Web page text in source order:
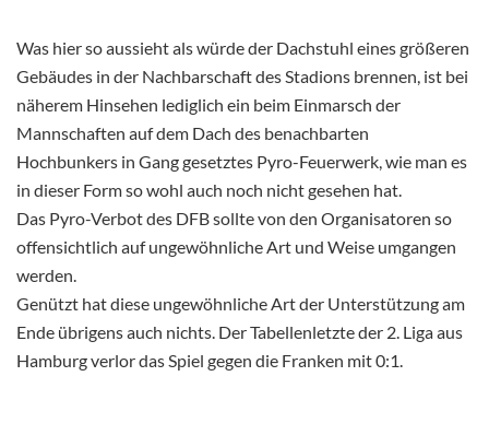
Was hier so aussieht als würde der Dachstuhl eines größeren
Gebäudes in der Nachbarschaft des Stadions brennen, ist bei
näherem Hinsehen lediglich ein beim Einmarsch der
Mannschaften auf dem Dach des benachbarten
Hochbunkers in Gang gesetztes Pyro-Feuerwerk, wie man es
in dieser Form so wohl auch noch nicht gesehen hat.
Das Pyro-Verbot des DFB sollte von den Organisatoren so
offensichtlich auf ungewöhnliche Art und Weise umgangen
werden.
Genützt hat diese ungewöhnliche Art der Unterstützung am
Ende übrigens auch nichts. Der Tabellenletzte der 2. Liga aus
Hamburg verlor das Spiel gegen die Franken mit 0:1.